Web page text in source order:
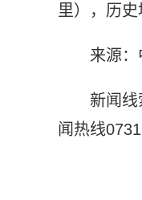
里），历史
来源：
新闻线
闻热线